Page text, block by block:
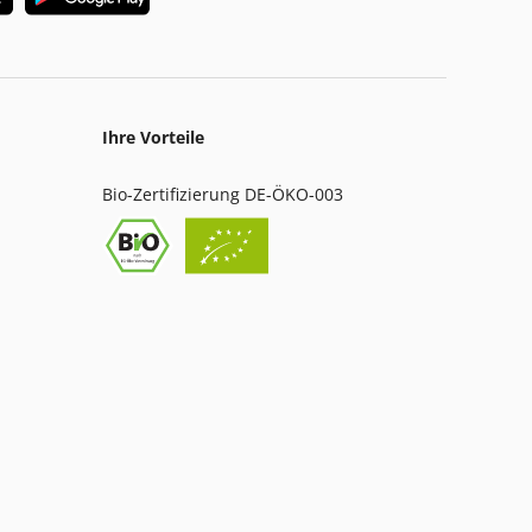
Ihre Vorteile
Bio-Zertifizierung DE-ÖKO-003